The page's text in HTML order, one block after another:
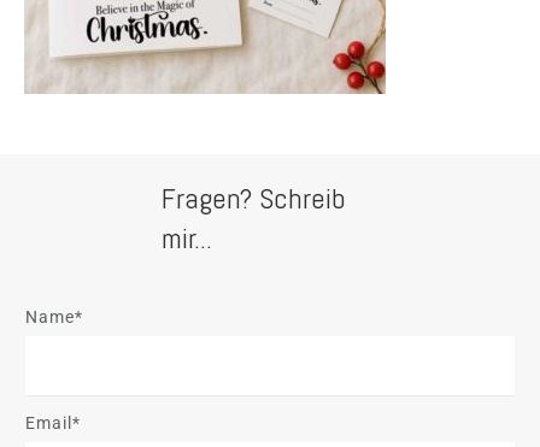
Fragen? Schreib
mir...
Name*
Email*